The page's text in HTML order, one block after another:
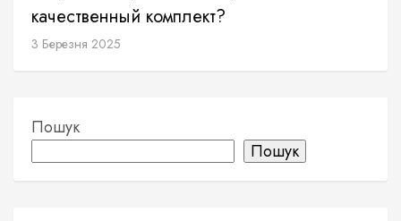
качественный комплект?
3 Березня 2025
Пошук
Пошук